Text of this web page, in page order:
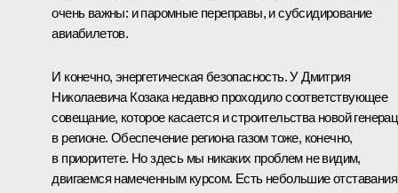
очень важны: и паромные переправы, и субсидирование
авиабилетов.
И конечно, энергетическая безопасность. УДмитрия
Николаевича Козаканедавно проходило соответствующее
совещание, которое касается и строительства новой
в регионе. Обеспечение региона газом тоже, конечно,
в приоритете. Но здесь мы никаких проблем не видим,
двигаемся намеченным курсом. Есть небольшие